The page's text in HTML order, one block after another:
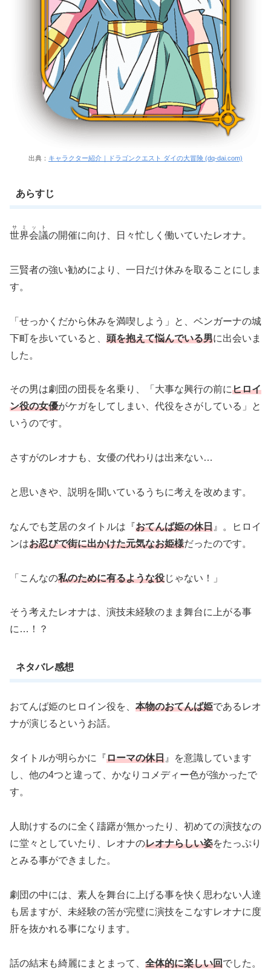
出典： キャラクター紹介｜ドラゴンクエスト ダイの大冒険 (dq-dai.com)
あらすじ
世界会議
サミット
の開催に向け、日々忙しく働いていたレオナ。
三賢者の強い勧めにより、一日だけ休みを取ることにしま
す。
「せっかくだから休みを満喫しよう」と、ベンガーナの城
下町を歩いていると、 頭を抱えて悩んでいる男に出会いま
した。
その男は劇団の団長を名乗り、「大事な興行の前にヒロイ
ン役の女優がケガをしてしまい、代役をさがしている」と
いうのです。
さすがのレオナも、女優の代わりは出来ない…
と思いきや、説明を聞いているうちに考えを改めます。
なんでも芝居のタイトルは『おてんば姫の休日 』。ヒロイ
ンはお忍びで街に出かけた元気なお姫様だったのです。
「こんなの私のために有るような役じゃない！」
そう考えたレオナは、演技未経験のまま舞台に上がる事
に…！？
ネタバレ感想
おてんば姫のヒロイン役を、 本物のおてんば姫であるレオ
ナが演じるというお話。
タイトルが明らかに『ローマの休日 』を意識しています
し、他の4つと違って、かなりコメディー色が強かったで
す。
人助けするのに全く躊躇が無かったり、初めての演技なの
に堂々としていたり、レオナのレオナらしい姿をたっぷり
とみる事ができました。
劇団の中には、素人を舞台に上げる事を快く思わない人達
も居ますが、未経験の筈が完璧に演技をこなすレオナに度
肝を抜かれる事になります。
話の結末も綺麗にまとまって、 全体的に楽しい回でした。